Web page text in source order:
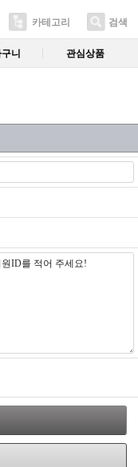
카테고리 검색
니 관심상품